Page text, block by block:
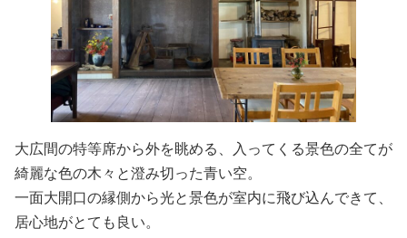
大広間の特等席から外を眺める、入ってくる景色の全てが
綺麗な色の木々と澄み切った青い空。
一面大開口の縁側から光と景色が室内に飛び込んできて、
居心地がとても良い。